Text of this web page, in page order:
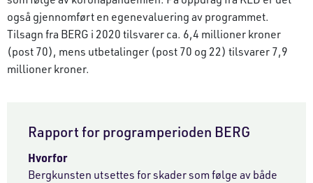
også gjennomført en egenevaluering av programmet.
Tilsagn fra BERG i 2020 tilsvarer ca. 6,4 millioner kroner
(post 70), mens utbetalinger (post 70 og 22) tilsvarer 7,9
millioner kroner.
Rapport for programperioden BERG
Hvorfor
Bergkunsten utsettes for skader som følge av både